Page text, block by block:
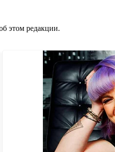
этом редакции.